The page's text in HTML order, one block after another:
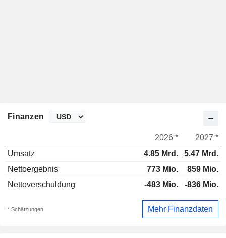
Finanzen
2026 *
2027 *
Umsatz
4.85 Mrd.
5.47 Mrd.
Nettoergebnis
773 Mio.
859 Mio.
Nettoverschuldung
-483 Mio. -836 Mio.
* Schätzungen Mehr Finanzdaten